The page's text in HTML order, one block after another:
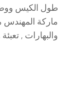
ماركة المهندس
والبهارات ,